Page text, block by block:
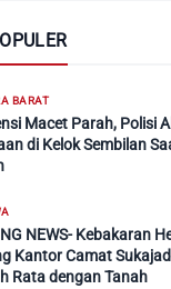
BARAT
Macet Parah, Polisi
di Kelok Sembilan
NEWS- Kebakaran
Kantor Camat
Rata dengan Tanah